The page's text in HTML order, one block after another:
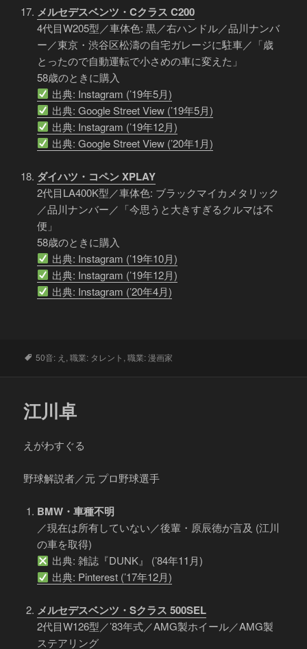
メルセデスベンツ・Cクラス C200
4代目W205型／車体色: 黒／右ハンドル／品川ナンバ
ー／東京・渋谷区松濤の自宅ガレージに駐車／「歳
とったので自動運転で小さめの車に変えた」
58歳のときに購入
出典: Instagram (’19年5月)
出典: Google Street View (’19年5月)
出典: Instagram (’19年12月)
出典: Google Street View (’20年1月)
ダイハツ・コペン XPLAY
2代目LA400K型／車体色: ブラックマイカメタリック
／品川ナンバー／「今思うと大きすぎるクルマは不
便」
58歳のときに購入
出典: Instagram (’19年10月)
出典: Instagram (’19年12月)
出典: Instagram (’20年4月)
タ
50音: え ,職業: タレント ,職業: 漫画家
江川卓
えがわすぐる
野球解説者／元 プロ野球選手
BMW・車種不明
／現在は所有していない／後輩・原辰徳が言及 (江川
の車を取得)
出典: 雑誌『DUNK』 (’84年11月)
出典: Pinterest (’17年12月)
メルセデスベンツ・Sクラス 500SEL
2代目W126型／’83年式／AMG製ホイール／AMG製
ステアリング